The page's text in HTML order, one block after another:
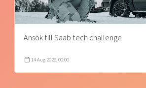
Ansök till Saab tech challenge
14 Aug 2026, 00:00